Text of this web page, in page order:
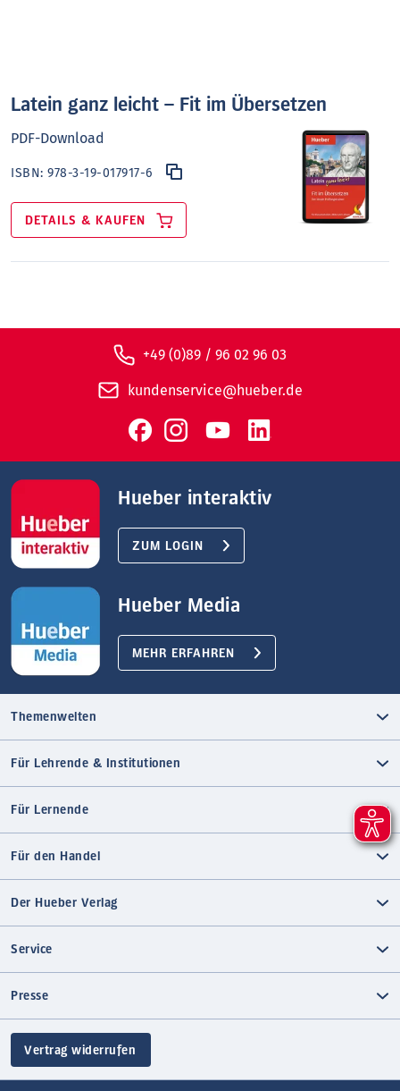
Latein ganz leicht – Fit im Übersetzen
PDF-Download
ISBN:978-3-19-017917-6
DETAILS & KAUFEN
+49 (0)89 / 96 02 96 03
kundenservice@hueber.de
Hueber interaktiv
ZUM LOGIN
Hueber Media
MEHR ERFAHREN
Themenwelten
Für Lehrende & Institutionen
Für Lernende
Für den Handel
Der Hueber Verlag
Service
Presse
Vertrag widerrufen